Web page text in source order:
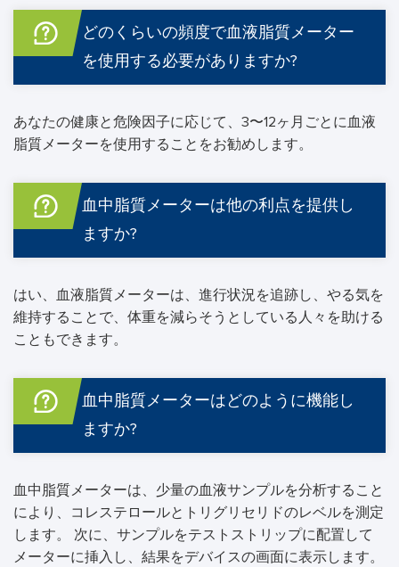
どのくらいの頻度で血液脂質メーター
を使用する必要がありますか?
あなたの健康と危険因子に応じて、3〜12ヶ月ごとに血液
脂質メーターを使用することをお勧めします。
血中脂質メーターは他の利点を提供し
ますか?
はい、血液脂質メーターは、進行状況を追跡し、やる気を
維持することで、体重を減らそうとしている人々を助ける
こともできます。
血中脂質メーターはどのように機能し
ますか?
血中脂質メーターは、少量の血液サンプルを分析すること
により、コレステロールとトリグリセリドのレベルを測定
します。 次に、サンプルをテストストリップに配置して
メーターに挿入し、結果をデバイスの画面に表示します。